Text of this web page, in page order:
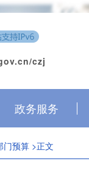
czj
政务服务
门预算 >正文